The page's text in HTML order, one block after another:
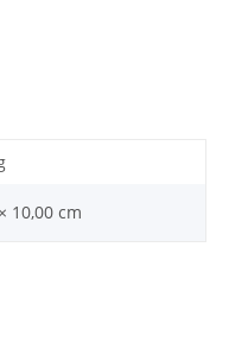
10,00 cm